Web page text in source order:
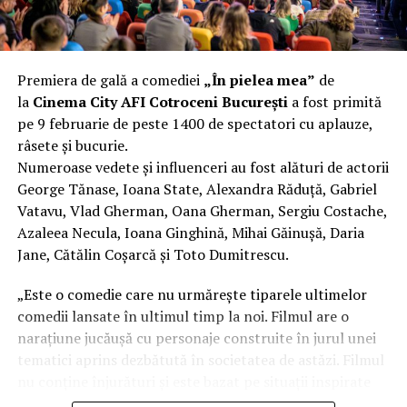
Aluminiul, pe scurt: ușor,
rezistent la coroziune, dar cu
nuanțe
Aluminiul e materialul care apare primul în conversație
când cineva caută un pavilion ușor. Și pe bună dreptate.
Densitatea aluminiului e de aproximativ 2,7 g/cm³, față
de circa 7,8 g/cm³ pentru oțel. Practic, la un volum
identic, aluminiul cântărește cam o treime din greutatea
oțelului. Pentru oricine transportă, montează și
demontează frecvent o structură, diferența asta se
simte enorm.
Un alt avantaj greu de ignorat e rezistența naturală la
coroziune. Aluminiul formează un strat subțire de oxid
nevoie de vopsea sau tratamente suplimentare. Într-un
Premiera de gală a comediei „În pielea mea” de
la Cinema City AFI Cotroceni Bucureștia fost primită
pe 9 februarie de peste 1400 de spectatori cu aplauze,
râsete și bucurie.
Numeroase vedete și influenceri au fost alături de actorii
George Tănase, Ioana State, Alexandra Răduță, Gabriel
Vatavu, Vlad Gherman, Oana Gherman, Sergiu Costache,
Azaleea Necula, Ioana Ginghină, Mihai Găinușă, Daria
Jane, Cătălin Coșarcă și Toto Dumitrescu.
„Este o comedie care nu urmărește tiparele ultimelor
comedii lansate în ultimul timp la noi. Filmul are o
narațiune jucăușă cu personaje construite în jurul unei
tematici aprins dezbătută în societatea de astăzi. Filmul